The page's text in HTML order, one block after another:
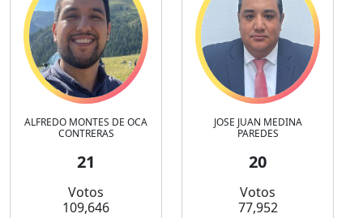
ALFREDO MONTES DE OCA
CONTRERAS
21
Votos
109,646
JOSE JUAN MEDINA
PAREDES
20
Votos
77,952